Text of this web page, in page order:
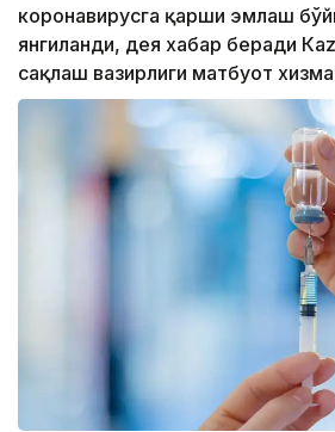
коронавирусга қарши эмлаш
янгиланди, дея хабар беради
сақлаш вазирлиги матбуот